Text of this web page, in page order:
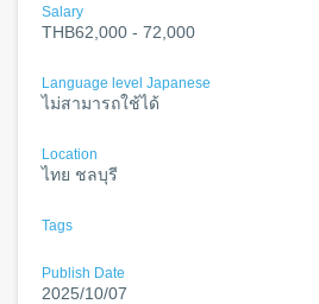
Salary
THB62,000 - 72,000
Language level Japanese
ไม่สามารถใช้ได้
Location
ไทย ชลบุรี
Tags
Publish Date
2025/10/07